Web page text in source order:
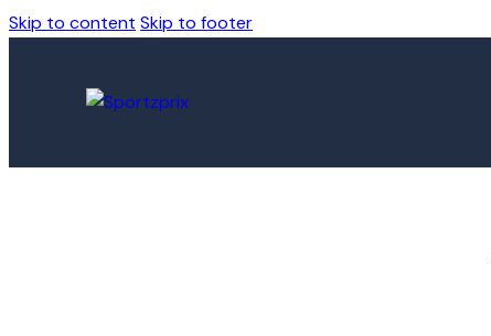
Skip to content Skip to footer